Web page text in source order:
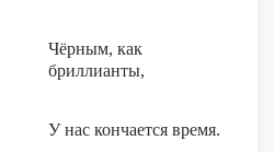
Чёрным, как
бриллианты,
У нас кончается время.